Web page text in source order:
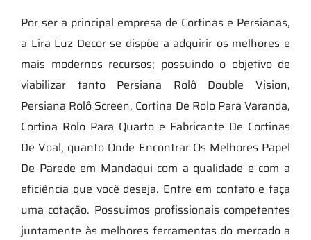
Por ser a principal empresa de Cortinas e Persianas,
a Lira Luz Decor se dispõe a adquirir os melhores e
mais modernos recursos; possuindo o objetivo de
viabilizar tanto Persiana Rolô Double Vision,
Persiana Rolô Screen, Cortina De Rolo Para Varanda,
Cortina Rolo Para Quarto e Fabricante De Cortinas
De Voal, quanto Onde Encontrar Os Melhores Papel
De Parede em Mandaqui com a qualidade e com a
eficiência que você deseja. Entre em contato e faça
uma cotação. Possuímos profissionais competentes
juntamente às melhores ferramentas do mercado a